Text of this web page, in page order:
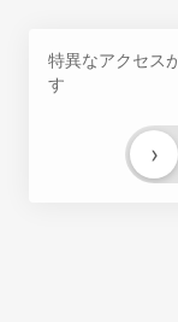
特異なアクセス
す
›